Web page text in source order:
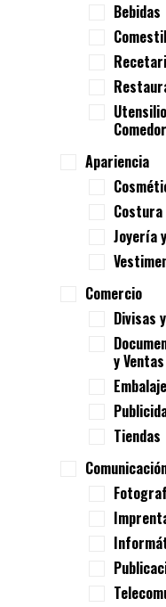
Bebidas
Comedor
Apariencia
Costura
Joyería
Comercio
Divisas
y Ventas
Embalaje
Tiendas